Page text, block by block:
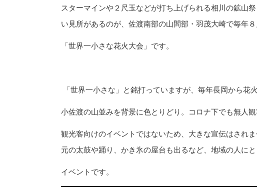
スターマインや２尺玉などが打ち上げられる相川の鉱山
い見所があるのが、佐渡南部の山間部・羽茂大崎で毎年８
「世界一小さな花火大会」です。
「世界一小さな」と銘打っていますが、毎年長岡から花
小佐渡の山並みを背景に色とりどり。コロナ下でも無人観
観光客向けのイベントではないため、大きな宣伝はされ
元の太鼓や踊り、かき氷の屋台も出るなど、地域の人に
イベントです。